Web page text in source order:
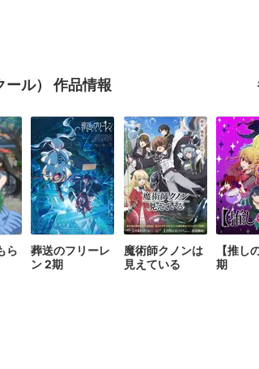
ル） 作品情報
ら
葬送のフリーレ
ン 2期
魔術師クノンは
見えている
【推し
期